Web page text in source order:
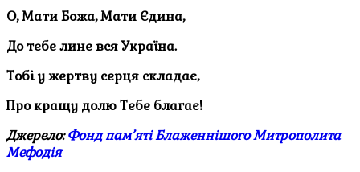
О, Мати Божа, Мати Єдина,
До тебе лине вся Україна.
Тобі у жертву серця складає,
Про кращу долю Тебе благає!
Джерело:Фонд пам’яті Блаженнішого Митрополита
Мефодія